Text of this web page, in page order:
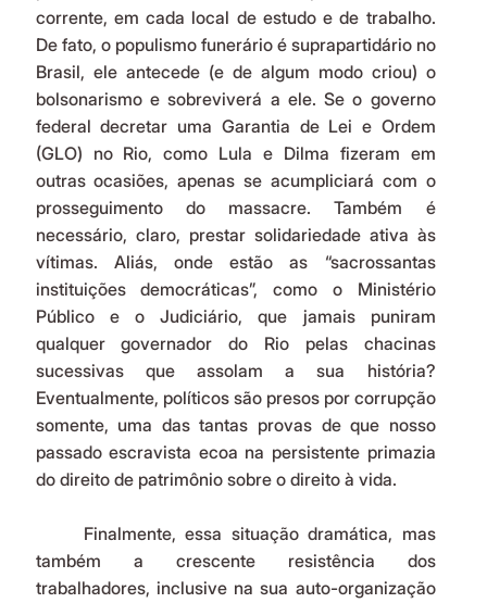
corrente, em cada local de estudo e de trabalho.
De fato, o populismo funerário é suprapartidário no
Brasil, ele antecede (e de algum modo criou) o
bolsonarismo e sobreviverá a ele. Se o governo
federal decretar uma Garantia de Lei e Ordem
(GLO) no Rio, como Lula e Dilma fizeram em
outras ocasiões, apenas se acumpliciará com o
prosseguimento do massacre. Também é
necessário, claro, prestar solidariedade ativa às
vítimas. Aliás, onde estão as “sacrossantas
instituições democráticas”, como o Ministério
Público e o Judiciário, que jamais puniram
qualquer governador do Rio pelas chacinas
sucessivas que assolam a sua história?
Eventualmente, políticos são presos por corrupção
somente, uma das tantas provas de que nosso
passado escravista ecoa na persistente primazia
do direito de patrimônio sobre o direito à vida.
também a crescente resistência dos
trabalhadores, inclusive na sua auto-organização